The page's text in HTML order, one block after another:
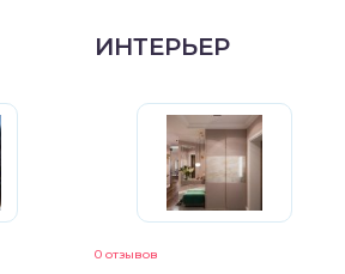
ИНТЕРЬЕР
0 отзывов